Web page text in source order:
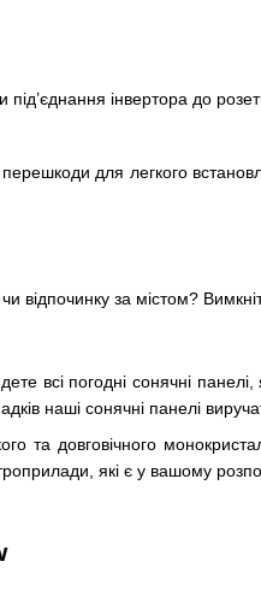
інвертора до
для легкого
відпочинку за містом?
всі погодні сонячні
наші сонячні панелі
та довговічного
які є у вашому